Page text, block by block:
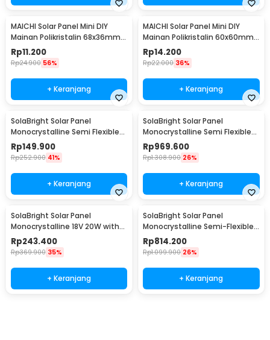
MAICHI Solar Panel Mini DIY
Mainan Polikristalin 68x36mm
5V 60mA 0.3W - SPM02
Rp11.200
Rp24.900 56%
+ Keranjang
MAICHI Solar Panel Mini DIY
Mainan Polikristalin 60x60mm
3V 100mA 0.4W - SPM03
Rp14.200
Rp22.000 36%
+ Keranjang
SolaBright Solar Panel
Monocrystalline Semi Flexible
10W Controller - SN30
Rp149.900
Rp252.900 41%
+ Keranjang
SolaBright Solar Panel
Monocrystalline Semi Flexible
with Controller - SN40
Rp969.600
Rp1.308.900 26%
+ Keranjang
SolaBright Solar Panel
Monocrystalline 18V 20W with
Controller - W88-C
Rp243.400
Rp369.900 35%
+ Keranjang
SolaBright Solar Panel
Monocrystalline Semi-Flexible
18V 110W - SN25
Rp814.200
Rp1.099.900 26%
+ Keranjang